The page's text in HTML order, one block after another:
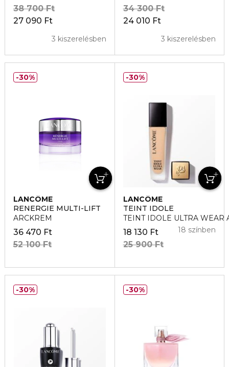
27 090 Ft
38 700 Ft
3 kiszerelésben
24 010 Ft
34 300 Ft
3 kiszerelésben
LANCÔME
RENERGIE MULTI-LIFT
ARCKREM
36 470 Ft
52 100 Ft
30%
LANCÔME
TEINT IDOLE
TEINT IDOLE ULTRA WEAR
18 130 Ft
25 900 Ft
18 színben
30%
30% 30%